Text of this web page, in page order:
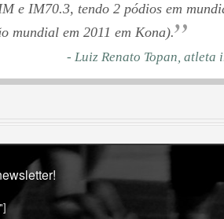
e IM70.3, tendo 2 pódios em
mundial em 2011 em Kona).”
- Luiz Renato Topan, atleta